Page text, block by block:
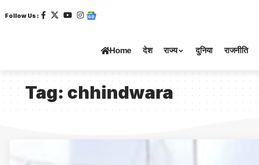
Follow Us :
Home देश राज्य दुनिया राजनीति
Tag: chhindwara